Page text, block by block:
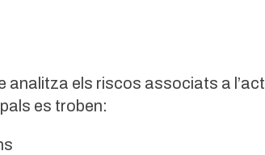
els riscos associats a
es troben: